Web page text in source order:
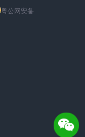
粤公网安备